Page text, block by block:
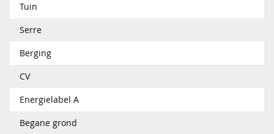
Tuin
Serre
Berging
CV
Energielabel A
Begane grond